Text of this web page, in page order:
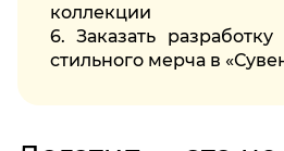
коллекции
6. Заказать
стильного мерча в